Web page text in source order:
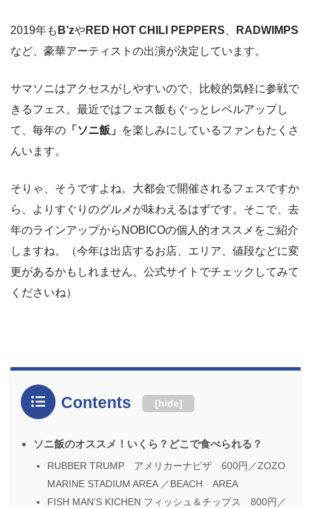
2019年も B’zやRED HOT CHILI PEPPERS
RADWIMPS
など、豪華アーティストの出演が決定しています。
サマソニはアクセスがしやすいので、比較的気軽に参戦で
きるフェス。最近ではフェス飯もぐっとレベルアップし
て、毎年の 「ソニ飯」 を楽しみにしているファンもたくさ
んいます。
そりゃ、そうですよね。大都会で開催されるフェスですか
ら、よりすぐりのグルメが味わえるはずです。そこで、去
年のラインアップからNOBICOの個人的オススメをご紹介
しますね。（今年は出店するお店、エリア、値段などに変
更があるかもしれません。公式サイトでチェックしてみて
くださいね）
Contents [hide]
ソニ飯のオススメ！いくら？どこで食べられる？
RUBBER TRUMP アメリカーナピザ 600円／ZOZO
MARINE STADIUM AREA ／BEACH AREA
FISH MAN’S KICHEN フィッシュ＆チップス 800円／